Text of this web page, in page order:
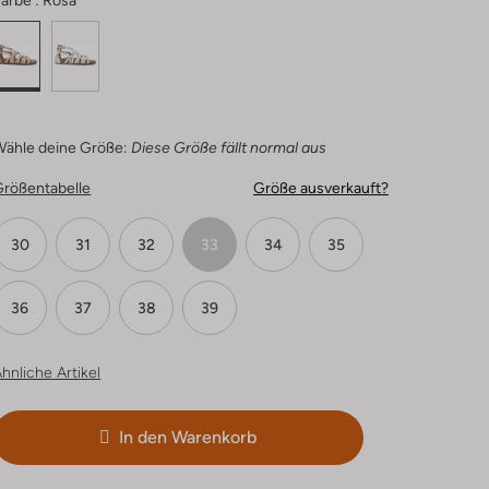
deine Größe: Diese Größe fällt normal aus
Größe ausverkauft?
30 31 32 33 34 35
36 37 38 39
Artikel
In den Warenkorb